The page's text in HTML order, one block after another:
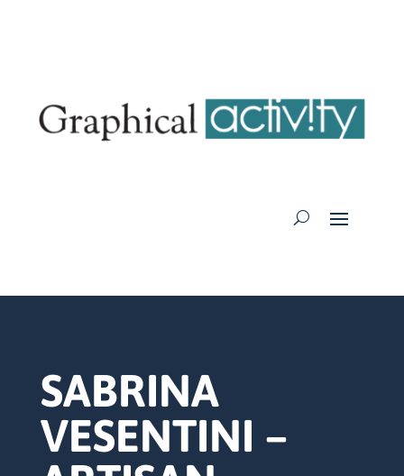
SABRINA
VESENTINI –